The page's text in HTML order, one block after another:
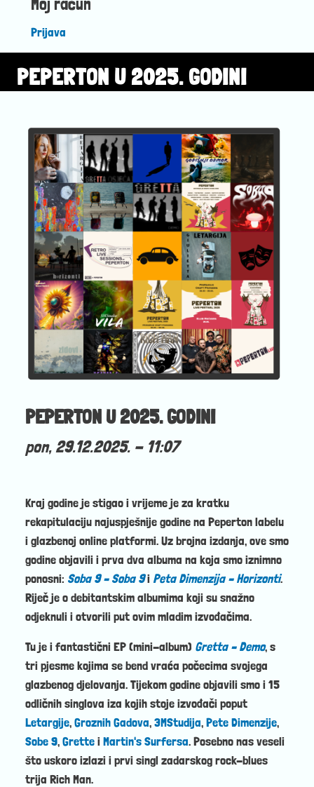
Prijava
PEPERTON U 2025. GODINI
PEPERTON U 2025. GODINI
pon, 29.12.2025. - 11:07
Kraj godine je stigao i vrijeme je za kratku
rekapitulaciju najuspješnije godine na Peperton labelu
i glazbenoj online platformi. Uz brojna izdanja, ove smo
godine objavili i prva dva albuma na koja smo iznimno
ponosni: Soba 9 – Soba 9i Peta Dimenzija – Horizonti.
Riječ je o debitantskim albumima koji su snažno
odjeknuli i otvorili put ovim mladim izvođačima.
Tu je i fantastični EP (mini-album) Gretta – Demo, s
tri pjesme kojima se bend vraća počecima svojega
glazbenog djelovanja. Tijekom godine objavili smo i 15
odličnih singlova iza kojih stoje izvođači poput
Letargije,Groznih Gadova,3MStudija,Pete Dimenzije,
Sobe 9,GretteiMartin's Surfersa. Posebno nas veseli
što uskoro izlazi i prvi singl zadarskog rock-blues
trija Rich Man.